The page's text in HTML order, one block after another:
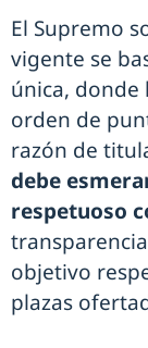
El Supremo
vigente se
única, donde
orden de
razón de
debe
respetuoso
objetivo
plazas